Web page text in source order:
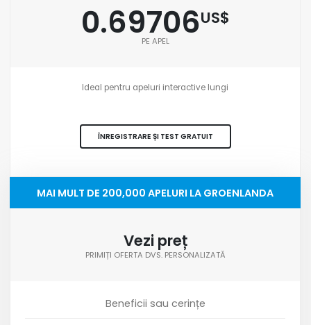
0.69706US$
PE APEL
Ideal pentru apeluri interactive lungi
ÎNREGISTRARE ȘI TEST GRATUIT
MAI MULT DE 200,000 APELURI LA GROENLANDA
Vezi preț
PRIMIȚI OFERTA DVS. PERSONALIZATĂ
Beneficii sau cerințe